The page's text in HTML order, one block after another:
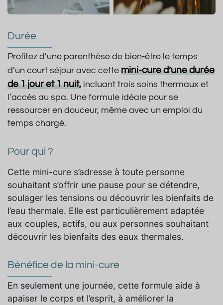
Durée
Profitez d’une parenthèse de bien-être le temps
d’un court séjour avec cette mini-cure d’une durée
de 1 jour et 1 nuit, incluant trois soins thermaux et
l’accès au spa. Une formule idéale pour se
ressourcer en douceur, même avec un emploi du
temps chargé.
Pour qui ?
Cette mini-cure s’adresse à toute personne
souhaitant s’offrir une pause pour se détendre,
soulager les tensions ou découvrir les bienfaits de
l’eau thermale. Elle est particulièrement adaptée
aux couples, actifs, ou aux personnes souhaitant
découvrir les bienfaits des eaux thermales.
Bénéfice de la mini-cure
En seulement une journée, cette formule aide à
apaiser le corps et l’esprit, à améliorer la